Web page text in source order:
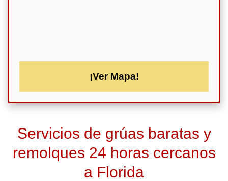
¡Ver Mapa!
Servicios de grúas baratas y
remolques 24 horas cercanos
a Florida